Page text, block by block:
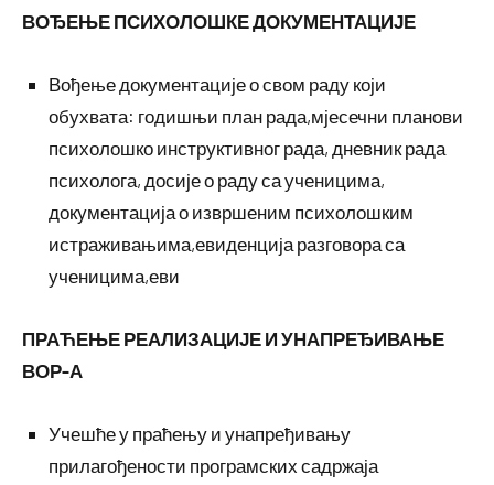
ВОЂЕЊЕ ПСИХОЛОШКЕ ДОКУМЕНТАЦИЈЕ
Вођење документације о свом раду који
обухвата: годишњи план рада,мјесечни планови
психолошко инструктивног рада, дневник рада
психолога, досије о раду са ученицима,
документација о извршеним психолошким
истраживањима,евиденција разговора са
ученицима,еви
ПРАЋЕЊЕ РЕАЛИЗАЦИЈЕ И УНАПРЕЂИВАЊЕ
ВОР-А
Учешће у праћењу и унапређивању
прилагођености програмских садржаја